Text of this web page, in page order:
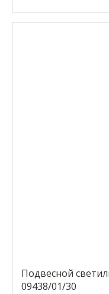
Подвесной
09438/01/30